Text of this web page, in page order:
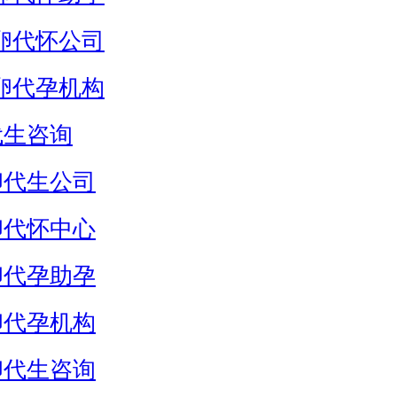
代怀公司
代孕机构
咨询
生公司
怀中心
孕助孕
孕机构
生咨询